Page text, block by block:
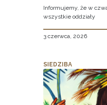
Informujemy, że w
wszystkie oddziały
3 czerwca, 2026
SIEDZIBA